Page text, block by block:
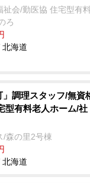
祉会/勤医協 住宅型有
ろ
北海道
」調理スタッフ/無資
型有料老人ホーム/社
/森の里2号棟
北海道